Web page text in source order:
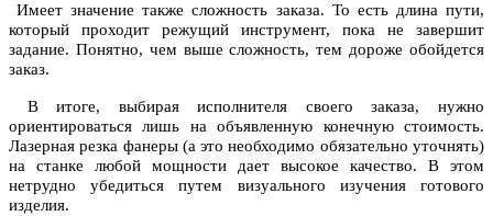
Имеет значение также сложность заказа. То есть длина пути,
который проходит режущий инструмент, пока не завершит
задание. Понятно, чем выше сложность, тем дороже обойдется
заказ.
В итоге, выбирая исполнителя своего заказа, нужно
ориентироваться лишь на объявленную конечную стоимость.
Лазерная резка фанеры (а это необходимо обязательно уточнять)
на станке любой мощности дает высокое качество. В этом
нетрудно убедиться путем визуального изучения готового
изделия.